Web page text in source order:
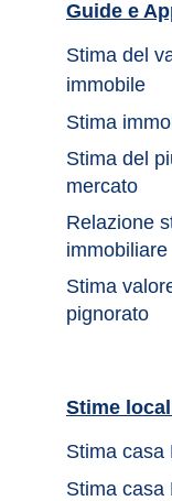
Stima casa
Stima del
Stima del
mercato
Relazione
immobiliare
Stima
pignorato